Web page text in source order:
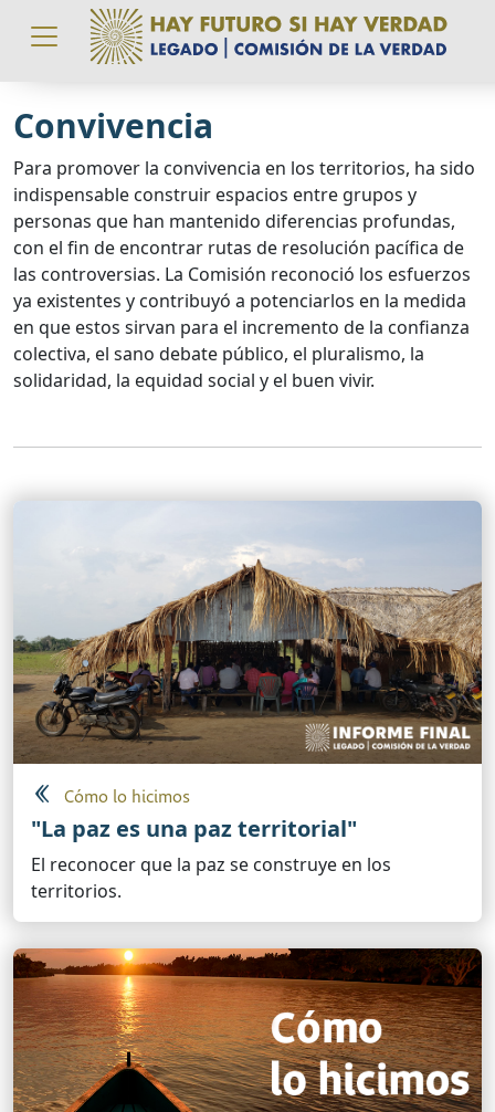
Pasar al contenido principal
Convivencia
Para promover la convivencia en los territorios, ha sido
indispensable construir espacios entre grupos y
personas que han mantenido diferencias profundas,
con el fin de encontrar rutas de resolución pacífica de
las controversias. La Comisión reconoció los esfuerzos
ya existentes y contribuyó a potenciarlos en la medida
en que estos sirvan para el incremento de la confianza
colectiva, el sano debate público, el pluralismo, la
solidaridad, la equidad social y el buen vivir.
Cómo lo hicimos
"La paz es una paz territorial"
El reconocer que la paz se construye en los
territorios.